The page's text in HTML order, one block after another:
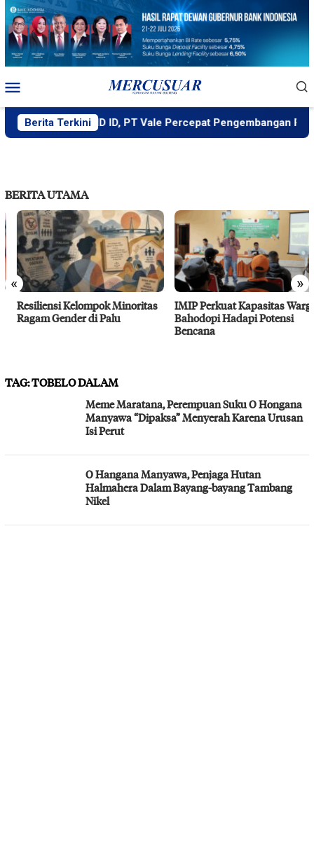
Loncat
konten
Mobile
Berita Terkini
MIND ID, PT Vale Percepat Pengembangan Proyek
BERITA UTAMA
« »
Resiliensi Kelompok Minoritas
Ragam Gender di Palu
IMIP Perkuat Kapasitas Warga
Bahodopi Hadapi Potensi
Bencana
TAG:TOBELO DALAM
Meme Maratana, Perempuan Suku O Hongana
Manyawa “Dipaksa” Menyerah Karena Urusan
Isi Perut
O Hangana Manyawa, Penjaga Hutan
Halmahera Dalam Bayang-bayang Tambang
Nikel